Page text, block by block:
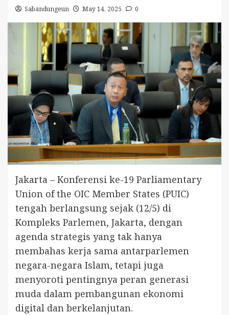
Sabandungeun May 14, 2025 0
Jakarta – Konferensi ke-19 Parliamentary
Union of the OIC Member States (PUIC)
tengah berlangsung sejak (12/5) di
Kompleks Parlemen, Jakarta, dengan
agenda strategis yang tak hanya
membahas kerja sama antarparlemen
negara-negara Islam, tetapi juga
menyoroti pentingnya peran generasi
muda dalam pembangunan ekonomi
digital dan berkelanjutan.